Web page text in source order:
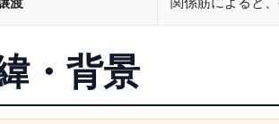
・背景